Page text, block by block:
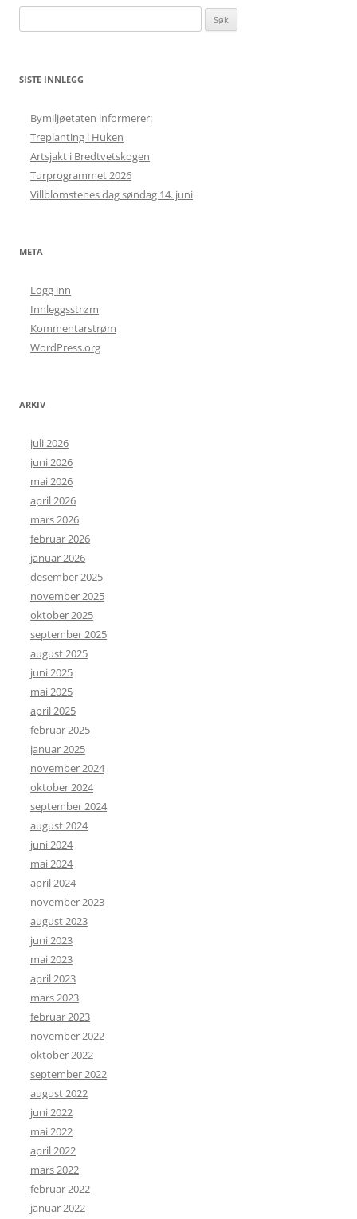
etter:
SISTE INNLEGG
Bymiljøetaten informerer:
Treplanting i Huken
Artsjakt i Bredtvetskogen
Turprogrammet 2026
Villblomstenes dag søndag 14. juni
META
Logg inn
Innleggsstrøm
Kommentarstrøm
WordPress.org
ARKIV
juli 2026
juni 2026
mai 2026
april 2026
mars 2026
februar 2026
januar 2026
desember 2025
november 2025
oktober 2025
september 2025
august 2025
juni 2025
mai 2025
april 2025
februar 2025
januar 2025
november 2024
oktober 2024
september 2024
august 2024
juni 2024
mai 2024
april 2024
november 2023
august 2023
juni 2023
mai 2023
april 2023
mars 2023
februar 2023
november 2022
oktober 2022
september 2022
august 2022
juni 2022
mai 2022
april 2022
mars 2022
februar 2022
januar 2022